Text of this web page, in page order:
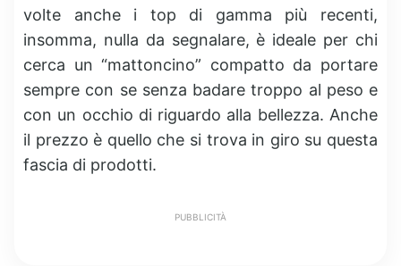
volte anche i top di gamma più recenti,
insomma, nulla da segnalare, è ideale per chi
cerca un “mattoncino” compatto da portare
sempre con se senza badare troppo al peso e
con un occhio di riguardo alla bellezza. Anche
il prezzo è quello che si trova in giro su questa
fascia di prodotti.
PUBBLICITÀ